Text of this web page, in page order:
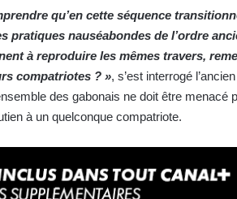
qu’en cette séquence
pratiques nauséabondes de l’ordre
à reproduire les mêmes travers,
compatriotes ? », s’est interrogé
des gabonais ne doit être menacé
à un quelconque compatriote.